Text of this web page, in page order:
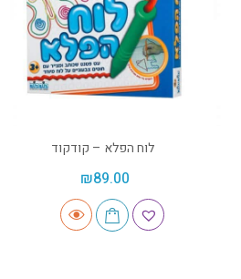
לוח הפלא – קודקוד
₪89.00